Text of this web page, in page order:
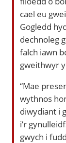
cael eu
Gogledd
dechnoleg
falch iawn
gweithwyr
“Mae
wythnos
diwydiant i
i’r
gwych i